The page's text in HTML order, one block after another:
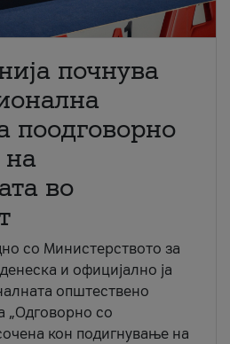
почнува
поодговорно
во
со Министерството за
и официјално ја
општествено
„Одговорно со
кон подигнување на